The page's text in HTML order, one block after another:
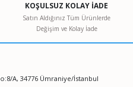
pahalı.
KOŞULSUZ KOLAY İADE
Satın Aldığınız Tüm Ürünlerde
Değişim ve Kolay İade
A, 34776 Ümraniye/İstanbul